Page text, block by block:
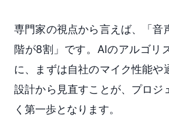
専門家の視点から言えば、「音
階が8割」です。AIのアルゴリ
に、まずは自社のマイク性能や
設計から見直すことが、プロジ
く第一歩となります。